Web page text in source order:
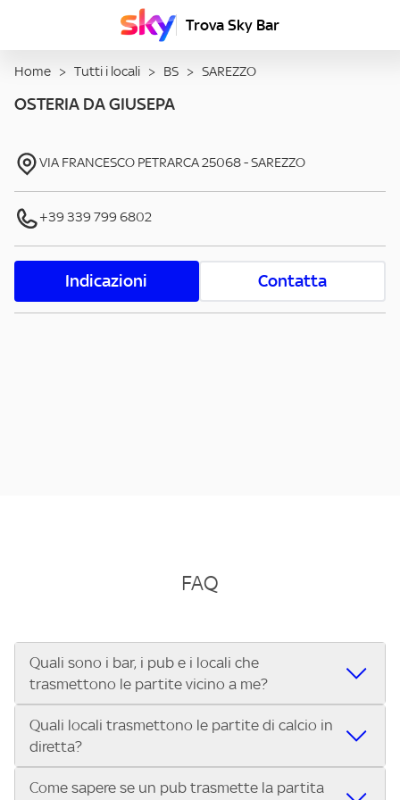
Trova Sky Bar
Home > Tutti i locali > BS > SAREZZO
OSTERIA DA GIUSEPA
VIA FRANCESCO PETRARCA25068-SAREZZO
+39 339 799 6802
Indicazioni Contatta
FAQ
Quali sono i bar, i pub e i locali che
trasmettono le partite vicino a me?
Se cerchi un bar, pub, ristorante o locale vicino a te per
vedere le partite di Serie A ENILIVE, la Serie C Sky Wifi, la
UEFA Champions League, la UEFA Europa League, la UEFA
Conference League, il Tennis, la Formula 1®, la MotoGP™ e
Quali locali trasmettono le partite di calcio in
diretta?
Vuoi sapere quali bar, pub o ristoranti mostrano le partite
Come sapere se un pub trasmette la partita